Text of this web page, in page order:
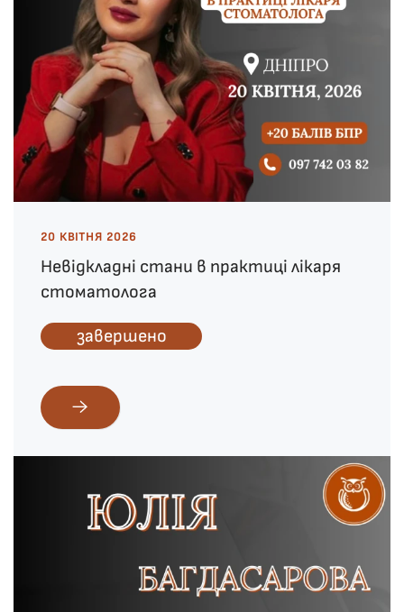
20 КВІТНЯ 2026
Невідкладні стани в практиці лікаря
стоматолога
завершено